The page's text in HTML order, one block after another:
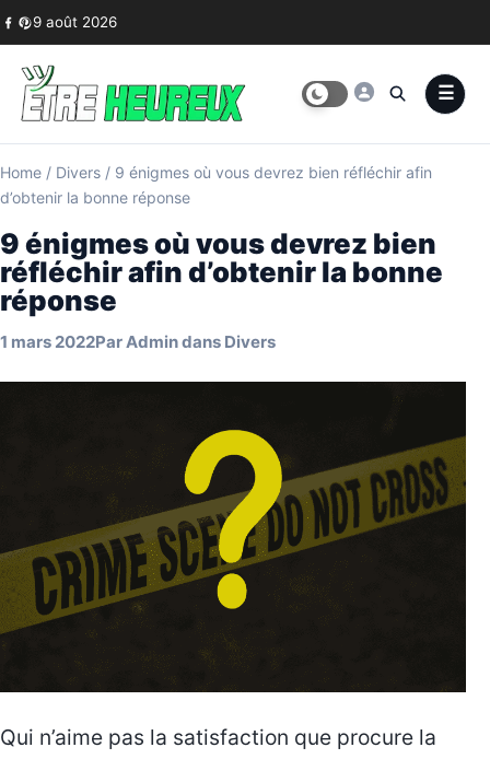
Skip to content
9 août 2026
Home / Divers / 9 énigmes où vous devrez bien réfléchir afin
d’obtenir la bonne réponse
9 énigmes où vous devrez bien
réfléchir afin d’obtenir la bonne
réponse
1 mars 2022ParAdmindans Divers
Qui n’aime pas la satisfaction que procure la